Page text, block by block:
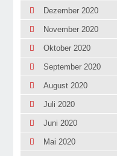
Dezember 2020
November 2020
Oktober 2020
September 2020
August 2020
Juli 2020
Juni 2020
Mai 2020